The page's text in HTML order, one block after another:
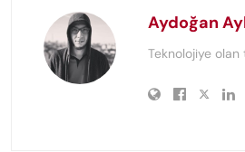
Aydoğan
Teknolojiye olan